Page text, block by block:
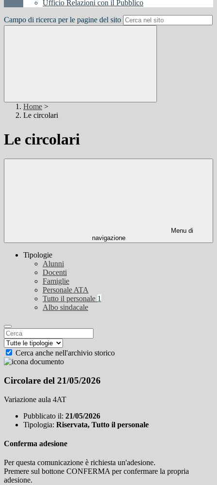
Ufficio Relazioni con il Pubblico
Campo di ricerca per le pagine del sito
Home >
Le circolari
Le circolari
Menu di
navigazione
Tipologie
Alunni
Docenti
Famiglie
Personale ATA
Tutto il personale 1
Albo sindacale
Cerca anche nell'archivio storico
Circolare del 21/05/2026
Variazione aula 4AT
Pubblicato il: 21/05/2026
Tipologia: Riservata, Tutto il personale
Conferma adesione
Per questa comunicazione è richiesta un'adesione.
Premere sul bottone CONFERMA per confermare la propria
adesione.